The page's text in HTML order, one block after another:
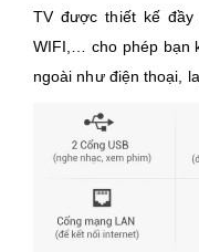
TV được thiết kế đầy
WIFI,… cho phép bạn
ngoài như điện thoại,